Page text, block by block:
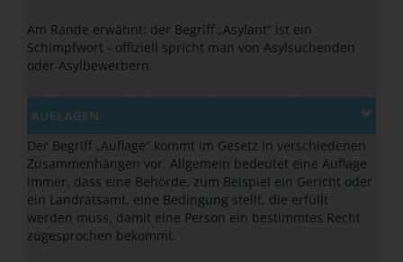
Am Rande erwähnt: der Begriff „Asylant“ ist ein
Schimpfwort - offiziell spricht man von Asylsuchenden
oder Asylbewerbern.
AUFLAGEN
Der Begriff „Auflage“ kommt im Gesetz in verschiedenen
Zusammenhängen vor. Allgemein bedeutet eine Auflage
immer, dass eine Behörde, zum Beispiel ein Gericht oder
ein Landratsamt, eine Bedingung stellt, die erfüllt
werden muss, damit eine Person ein bestimmtes Recht
zugesprochen bekommt.